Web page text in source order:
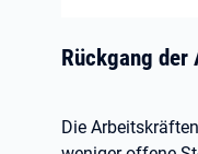
Rückgang
Die